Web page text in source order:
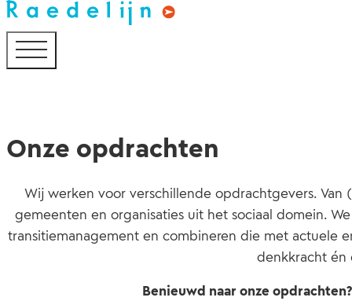
Onze opdrachten
Wij werken voor verschillende opdrachtgevers.
gemeenten en organisaties uit het sociaal domein.
transitiemanagement en combineren die met actuele
denkkracht én
Benieuwd naar onze